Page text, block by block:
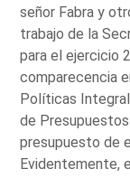
señor Fabra y
trabajo de la
para el ejercicio
comparecencia
Políticas
de
presupuesto de
Evidentemente,